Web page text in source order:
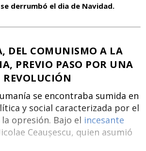
derrumbó el dia de Navidad.
DEL COMUNISMO A LA
PREVIO PASO POR UNA
REVOLUCIÓN
se encontraba sumida en
y social caracterizada por el
opresión. Bajo el incesante
Ceaușescu, quien asumió